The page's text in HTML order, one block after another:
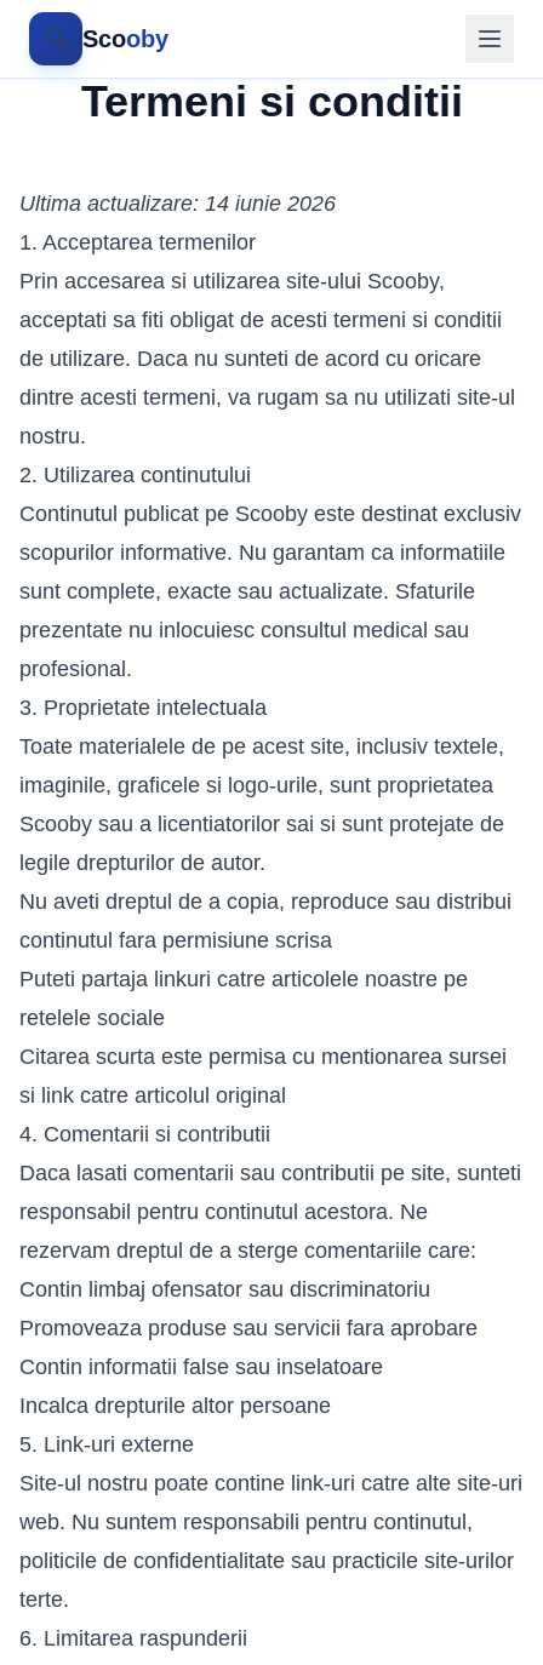
🔍 Scooby
Termeni si conditii
Ultima actualizare: 14 iunie 2026
1. Acceptarea termenilor
Prin accesarea si utilizarea site-ului Scooby,
acceptati sa fiti obligat de acesti termeni si conditii
de utilizare. Daca nu sunteti de acord cu oricare
dintre acesti termeni, va rugam sa nu utilizati site-ul
nostru.
2. Utilizarea continutului
Continutul publicat pe Scooby este destinat exclusiv
scopurilor informative. Nu garantam ca informatiile
sunt complete, exacte sau actualizate. Sfaturile
prezentate nu inlocuiesc consultul medical sau
profesional.
3. Proprietate intelectuala
Toate materialele de pe acest site, inclusiv textele,
imaginile, graficele si logo-urile, sunt proprietatea
Scooby sau a licentiatorilor sai si sunt protejate de
legile drepturilor de autor.
Nu aveti dreptul de a copia, reproduce sau distribui
continutul fara permisiune scrisa
Puteti partaja linkuri catre articolele noastre pe
retelele sociale
Citarea scurta este permisa cu mentionarea sursei
si link catre articolul original
4. Comentarii si contributii
Daca lasati comentarii sau contributii pe site, sunteti
responsabil pentru continutul acestora. Ne
rezervam dreptul de a sterge comentariile care:
Contin limbaj ofensator sau discriminatoriu
Promoveaza produse sau servicii fara aprobare
Contin informatii false sau inselatoare
Incalca drepturile altor persoane
5. Link-uri externe
Site-ul nostru poate contine link-uri catre alte site-uri
web. Nu suntem responsabili pentru continutul,
politicile de confidentialitate sau practicile site-urilor
terte.
6. Limitarea raspunderii